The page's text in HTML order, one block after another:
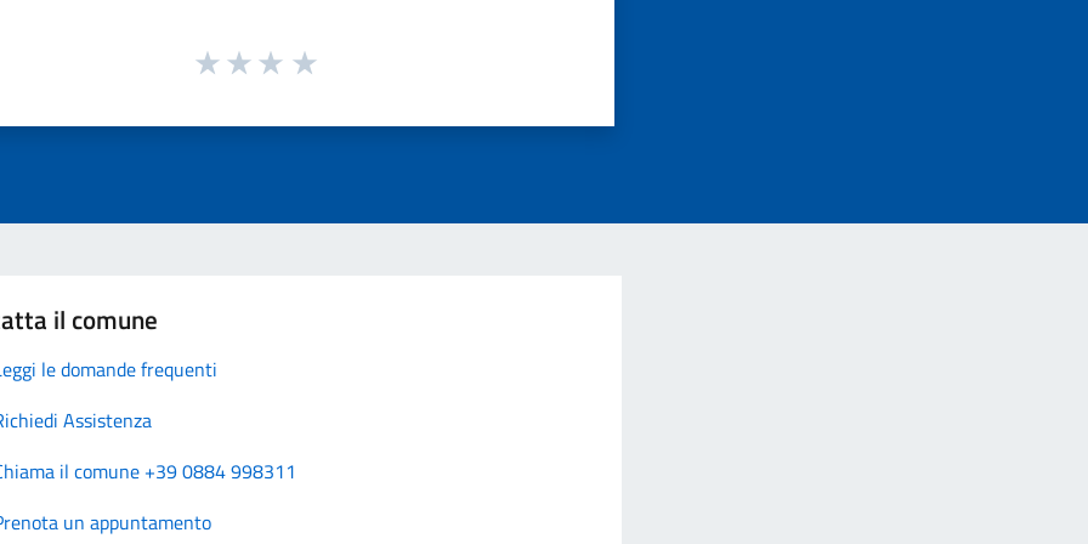
il comune
le domande frequenti
Assistenza
il comune +39 0884 998311
un appuntamento